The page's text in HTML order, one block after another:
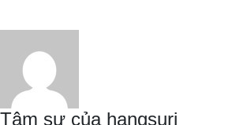
Tâm sự của hangsuri